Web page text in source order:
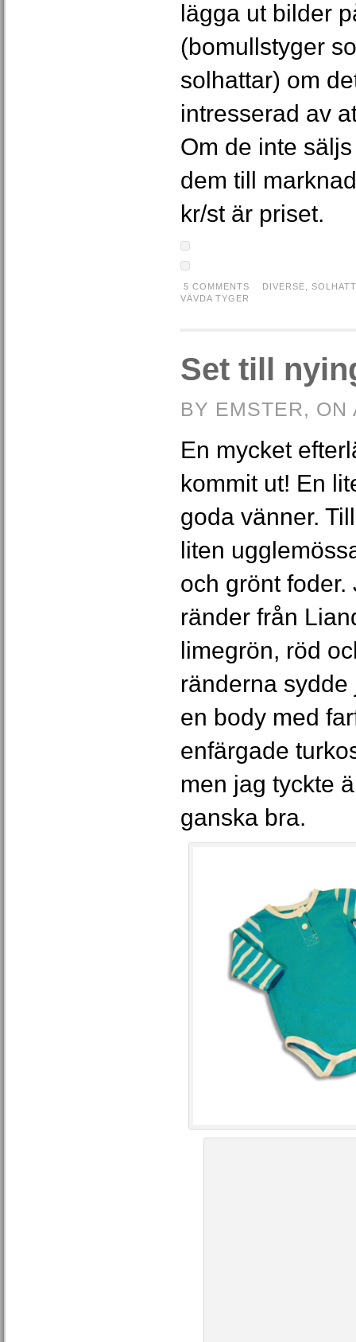
lägga ut bilder
(bomullstyger
solhattar) om
intresserad av
Om de inte
dem till
kr/st är priset.
5 COMMENTS DIVERSE
VÄVDA TYGER
Set till
BY EMSTER, ON
En mycket
kommit ut! En
goda vänner.
liten
och grönt
ränder från
limegrön, röd
ränderna
en body med
enfärgade
men jag tyckte
ganska bra.